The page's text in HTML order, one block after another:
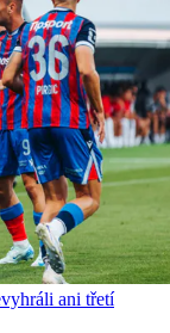
ani třetí